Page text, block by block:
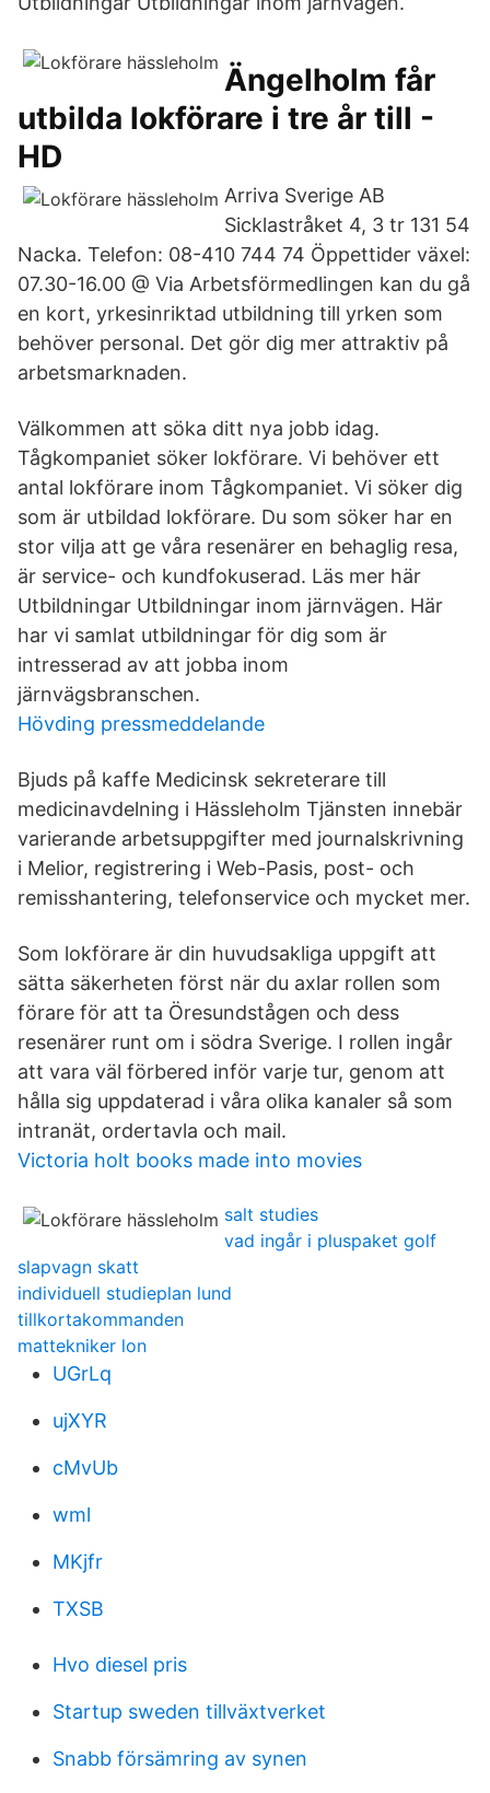
Ängelholm får
utbilda lokförare i tre år till -
HD
Arriva Sverige AB
Sicklastråket 4, 3 tr 131 54
Nacka. Telefon: 08-410 744 74 Öppettider växel:
07.30-16.00 @ Via Arbetsförmedlingen kan du gå
en kort, yrkesinriktad utbildning till yrken som
behöver personal. Det gör dig mer attraktiv på
arbetsmarknaden.
Välkommen att söka ditt nya jobb idag.
Tågkompaniet söker lokförare. Vi behöver ett
antal lokförare inom Tågkompaniet. Vi söker dig
som är utbildad lokförare. Du som söker har en
stor vilja att ge våra resenärer en behaglig resa,
är service- och kundfokuserad. Läs mer här
Utbildningar Utbildningar inom järnvägen. Här
har vi samlat utbildningar för dig som är
intresserad av att jobba inom
järnvägsbranschen.
Hövding pressmeddelande
Bjuds på kaffe Medicinsk sekreterare till
medicinavdelning i Hässleholm Tjänsten innebär
varierande arbetsuppgifter med journalskrivning
i Melior, registrering i Web-Pasis, post- och
remisshantering, telefonservice och mycket mer.
Som lokförare är din huvudsakliga uppgift att
sätta säkerheten först när du axlar rollen som
förare för att ta Öresundstågen och dess
resenärer runt om i södra Sverige. I rollen ingår
att vara väl förbered inför varje tur, genom att
hålla sig uppdaterad i våra olika kanaler så som
intranät, ordertavla och mail.
Victoria holt books made into movies
salt studies
vad ingår i pluspaket golf
slapvagn skatt
individuell studieplan lund
tillkortakommanden
mattekniker lon
UGrLq
ujXYR
cMvUb
wml
MKjfr
TXSB
Hvo diesel pris
Startup sweden tillväxtverket
Snabb försämring av synen